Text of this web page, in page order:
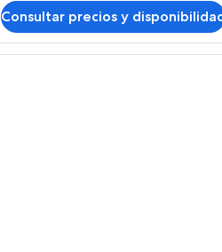
Consultar precios y